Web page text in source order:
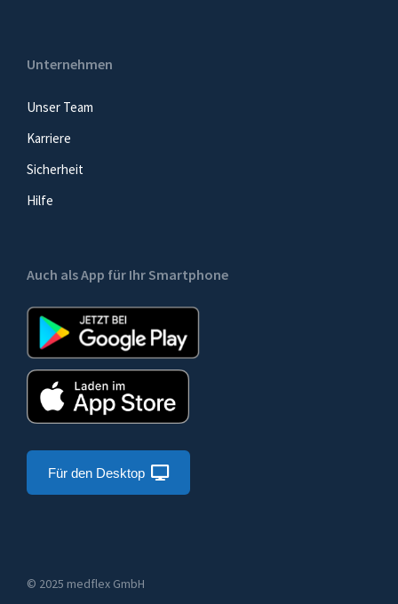
Unternehmen
Unser Team
Karriere
Sicherheit
Hilfe
Auch als App für Ihr Smartphone
Für den Desktop
© 2025 medflex GmbH